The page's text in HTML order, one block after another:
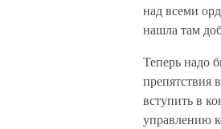
над всеми
нашла там
Теперь надо
препятствия
вступить в
управлению